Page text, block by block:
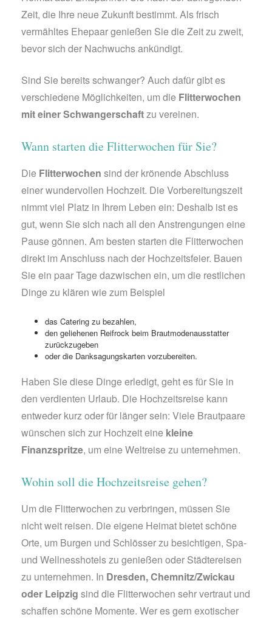
Zeit, die Ihre neue Zukunft bestimmt. Als frisch
vermähltes Ehepaar genießen Sie die Zeit zu zweit,
bevor sich der Nachwuchs ankündigt.
Sind Sie bereits schwanger? Auch dafür gibt es
verschiedene Möglichkeiten, um die Flitterwochen
mit einer Schwangerschaftzu vereinen.
Wann starten die Flitterwochen für Sie?
Die Flitterwochen sind der krönende Abschluss
einer wundervollen Hochzeit. Die Vorbereitungszeit
nimmt viel Platz in Ihrem Leben ein: Deshalb ist es
gut, wenn Sie sich nach all den Anstrengungen eine
Pause gönnen. Am besten starten die Flitterwochen
direkt im Anschluss nach der Hochzeitsfeier. Bauen
Sie ein paar Tage dazwischen ein, um die restlichen
Dinge zu klären wie zum Beispiel
das Catering zu bezahlen,
den geliehenen Reifrock beim Brautmodenausstatter
zurückzugeben
oder die Danksagungskarten vorzubereiten.
Haben Sie diese Dinge erledigt, geht es für Sie in
den verdienten Urlaub. Die Hochzeitsreise kann
entweder kurz oder für länger sein: Viele Brautpaare
wünschen sich zur Hochzeit eine kleine
Finanzspritze, um eine Weltreise zu unternehmen.
Wohin soll die Hochzeitsreise gehen?
Um die Flitterwochen zu verbringen, müssen Sie
nicht weit reisen. Die eigene Heimat bietet schöne
Orte, um Burgen und Schlösser zu besichtigen, Spa-
und Wellnesshotels zu genießen oder Städtereisen
zu unternehmen. In Dresden, Chemnitz/Zwickau
oder Leipzig sind die Flitterwochen sehr vertraut und
schaffen schöne Momente. Wer es gern exotischer